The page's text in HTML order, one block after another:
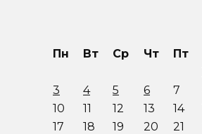
Пн Вт Ср Чт Пт
3
4 5 6 7
10
11 12 13 14
17
18 19 20 21